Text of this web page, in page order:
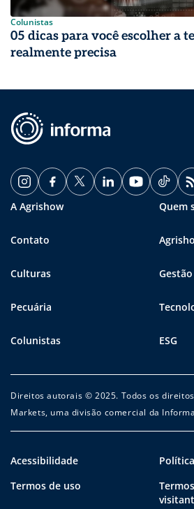
Colunistas
05 dicas para você escolher a
realmente precisa
A Agrishow Quem
Contato
Culturas Gestão
Pecuária
Colunistas ESG
Direitos autorais © 2025. Todos os
Markets, uma divisão comercial da
Acessibilidade
Termos de uso